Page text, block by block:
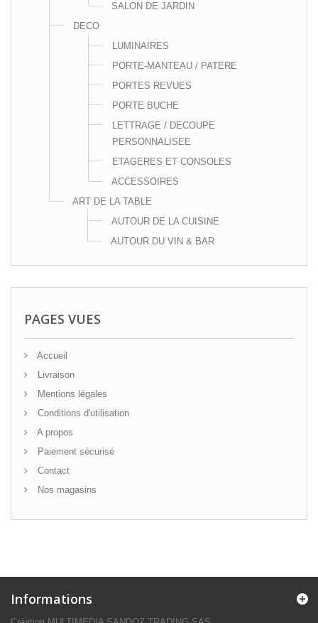
SALON DE JARDIN
DECO
LUMINAIRES
PORTE-MANTEAU / PATERE
PORTES REVUES
PORTE BUCHE
LETTRAGE / DECOUPE
PERSONNALISEE
ETAGERES ET CONSOLES
ACCESSOIRES
ART DE LA TABLE
AUTOUR DE LA CUISINE
AUTOUR DU VIN & BAR
PAGES VUES
Accueil
Livraison
Mentions légales
Conditions d'utilisation
A propos
Paiement sécurisé
Contact
Nos magasins
Informations